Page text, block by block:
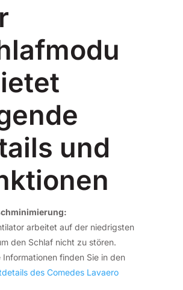
und
arbeitet auf der niedrigsten
den Schlaf nicht zu stören.
Informationen finden Sie in den
des Comedes Lavaero